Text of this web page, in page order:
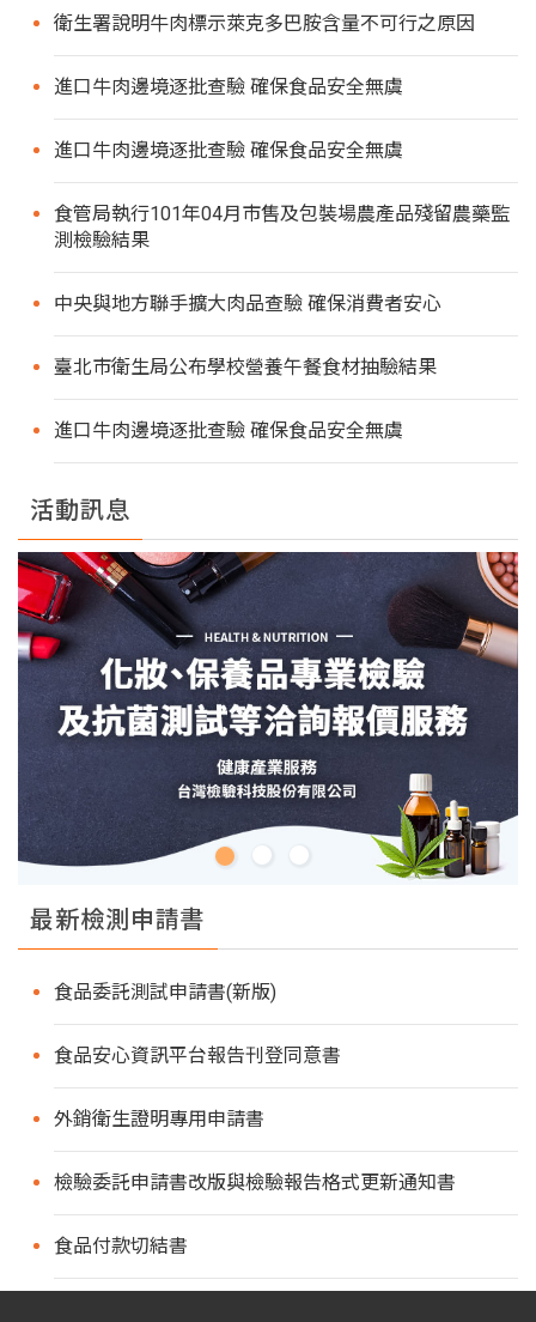
衛生署說明牛肉標示萊克多巴胺含量不可行之原因
進口牛肉邊境逐批查驗 確保食品安全無虞
進口牛肉邊境逐批查驗 確保食品安全無虞
食管局執行101年04月市售及包裝場農產品殘留農藥監
測檢驗結果
中央與地方聯手擴大肉品查驗 確保消費者安心
臺北市衛生局公布學校營養午餐食材抽驗結果
進口牛肉邊境逐批查驗 確保食品安全無虞
活動訊息
最新檢測申請書
食品委託測試申請書(新版)
食品安心資訊平台報告刊登同意書
外銷衛生證明專用申請書
檢驗委託申請書改版與檢驗報告格式更新通知書
食品付款切結書